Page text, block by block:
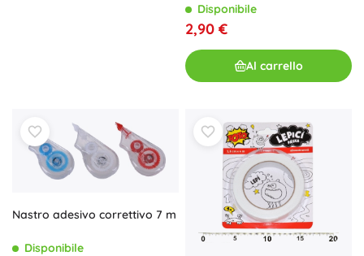
Disponibile
2,90 €
Al carrello
Nastro adesivo correttivo 7 m
Disponibile